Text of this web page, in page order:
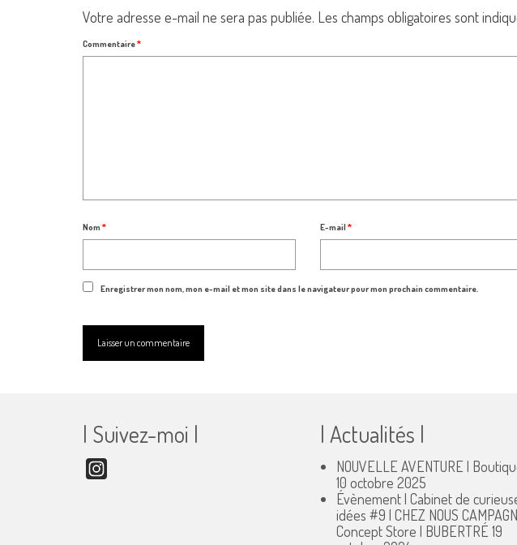
Votre adresse e-mail ne sera pas publiée. Les champs obligatoires sont
Commentaire*
Nom * E-mail*
Enregistrer mon nom, mon e-mail et mon site dans le navigateur pour mon prochain commentaire.
| Suivez-moi | | Actualités |
NOUVELLE AVENTURE |
10 octobre 2025
Évènement | Cabinet de
idées #9 | CHEZ NOUS
Concept Store | BUBERTRÉ 19